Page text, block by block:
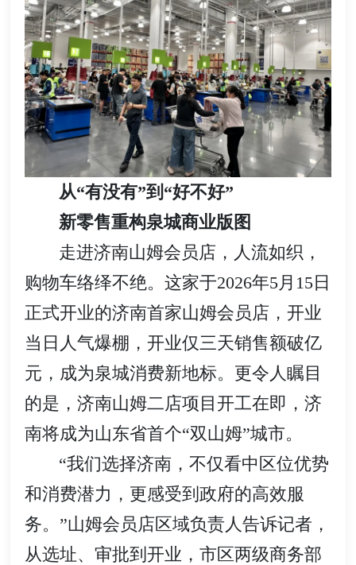
从“有没有”到“好不好”
新零售重构泉城商业版图
走进济南山姆会员店，人流如织，
购物车络绎不绝。这家于2026年5月15日
正式开业的济南首家山姆会员店，开业
当日人气爆棚，开业仅三天销售额破亿
元，成为泉城消费新地标。更令人瞩目
的是，济南山姆二店项目开工在即，济
南将成为山东省首个“双山姆”城市。
“我们选择济南，不仅看中区位优势
和消费潜力，更感受到政府的高效服
务。”山姆会员店区域负责人告诉记者，
从选址、审批到开业，市区两级商务部